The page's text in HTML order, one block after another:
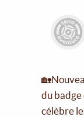
du badge
célèbre